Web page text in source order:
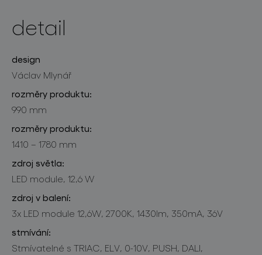
detail
design
Václav Mlynář
rozměry produktu:
990 mm
rozměry produktu:
1410 – 1780 mm
zdroj světla:
LED module, 12,6 W
zdroj v balení:
3x LED module 12,6W, 2700K, 1430lm, 350mA, 36V
stmívání:
Stmívatelné s TRIAC, ELV, 0-10V, PUSH, DALI,